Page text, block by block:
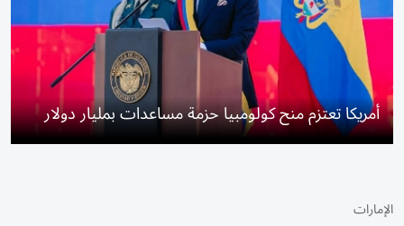
أمريكا تعتزم منح كولومبيا حزمة مساعدات بمليار دولار
الإمارات